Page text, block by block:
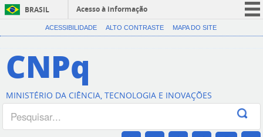
BRASIL
Acesso à informação
CORONAVÍRUS (COVID-19)
Canais
ACESSIBILIDADE ALTO CONTRASTE MAPA DO SITE
CNPq
MINISTÉRIO DA CIÊNCIA, TECNOLOGIA E INOVAÇÕES